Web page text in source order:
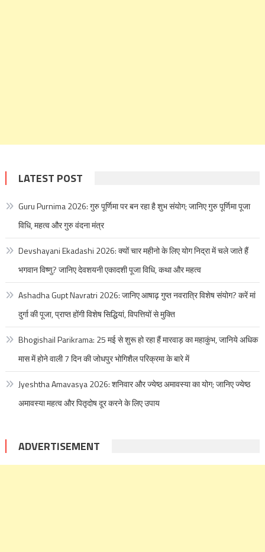
LATEST POST
Guru Purnima 2026: गुरु पूर्णिमा पर बन रहा है शुभ संयोग; जानिए गुरु पूर्णिमा पूजा
विधि, महत्व और गुरु वंदना मंत्र
Devshayani Ekadashi 2026: क्यों चार महीनो के लिए योग निद्रा में चले जाते हैं
भगवान विष्णु? जानिए देवशयनी एकादशी पूजा विधि, कथा और महत्व
Ashadha Gupt Navratri 2026: जानिए आषाढ़ गुप्त नवरात्रि विशेष संयोग? करें मां
दुर्गा की पूजा, प्राप्त होंगी विशेष सिद्धियां, विपत्तियों से मुक्ति
Bhogishail Parikrama: 25 मई से शुरू हो रहा हैं मारवाड़ का महाकुंभ, जानिये अधिक
मास में होने वाली 7 दिन की जोधपुर भोगिशैल परिक्रमा के बारे में
Jyeshtha Amavasya 2026: शनिवार और ज्येष्ठ अमावस्या का योग; जानिए ज्येष्ठ
अमावस्या महत्व और पितृदोष दूर करने के लिए उपाय
ADVERTISEMENT